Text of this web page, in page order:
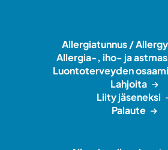
Allergiatunnus /
Allergia-, iho- ja
Luontoterveyden
Lahjoita
Liity jäseneksi
Palaute